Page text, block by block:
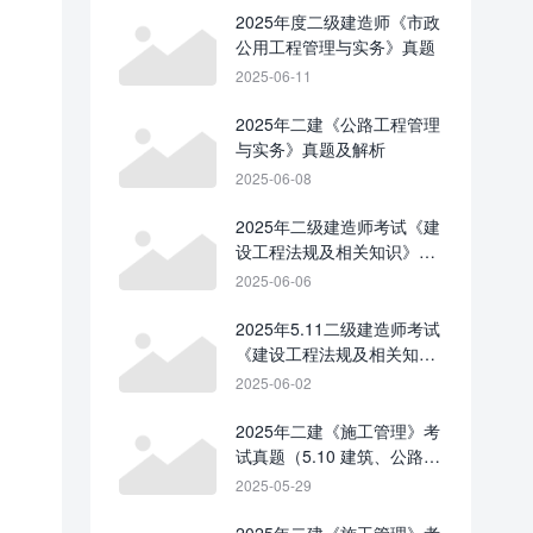
2025年度二级建造师《市政
公用工程管理与实务》真题
2025-06-11
2025年二建《公路工程管理
与实务》真题及解析
2025-06-08
2025年二级建造师考试《建
设工程法规及相关知识》
5.10真题及答案（不完整
2025-06-06
2025年5.11二级建造师考试
《建设工程法规及相关知
识》真题及答案（不完整
2025-06-02
2025年二建《施工管理》考
试真题（5.10 建筑、公路、
矿业）-完整版
2025-05-29